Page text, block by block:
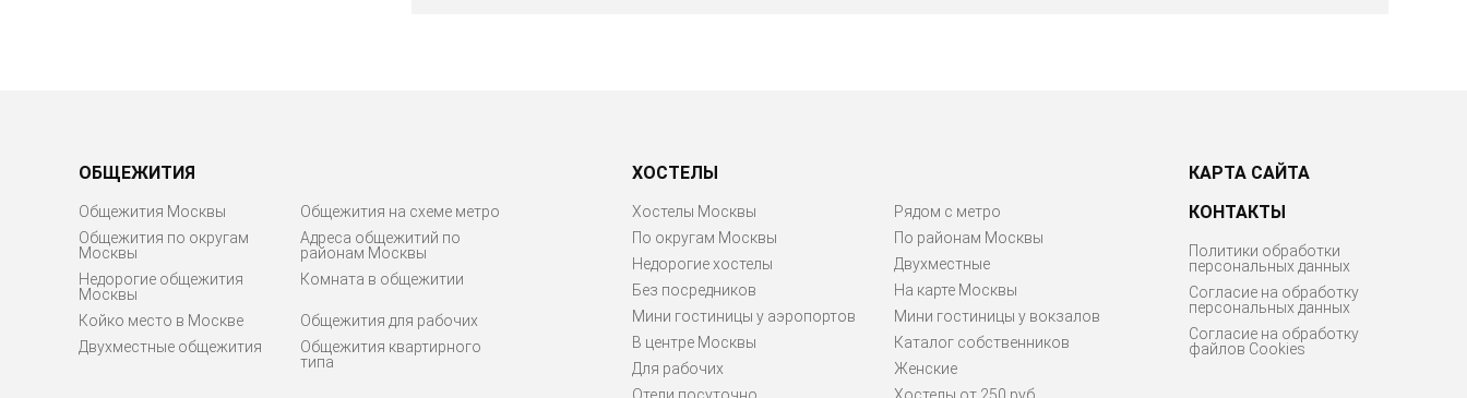
ОБЩЕЖИТИЯ
Общежития Москвы
Общежития на схеме метро
Общежития по округам
Москвы
Адреса общежитий по
районам Москвы
Недорогие общежития
Москвы
Комната в общежитии
Койко место в Москве
Общежития для рабочих
Двухместные общежития
Общежития квартирного
типа
ХОСТЕЛЫ
Хостелы Москвы
По округам Москвы
Недорогие хостелы
Без посредников
Мини гостиницы у аэропортов
В центре Москвы
Для рабочих
Рядом с метро
По районам Москвы
Двухместные
На карте Москвы
Мини гостиницы у вокзалов
Каталог собственников
Женские
КАРТА САЙТА
КОНТАКТЫ
Политики обработки
персональных данных
Согласие на обработку
персональных данных
Согласие на обработку
файлов Cookies